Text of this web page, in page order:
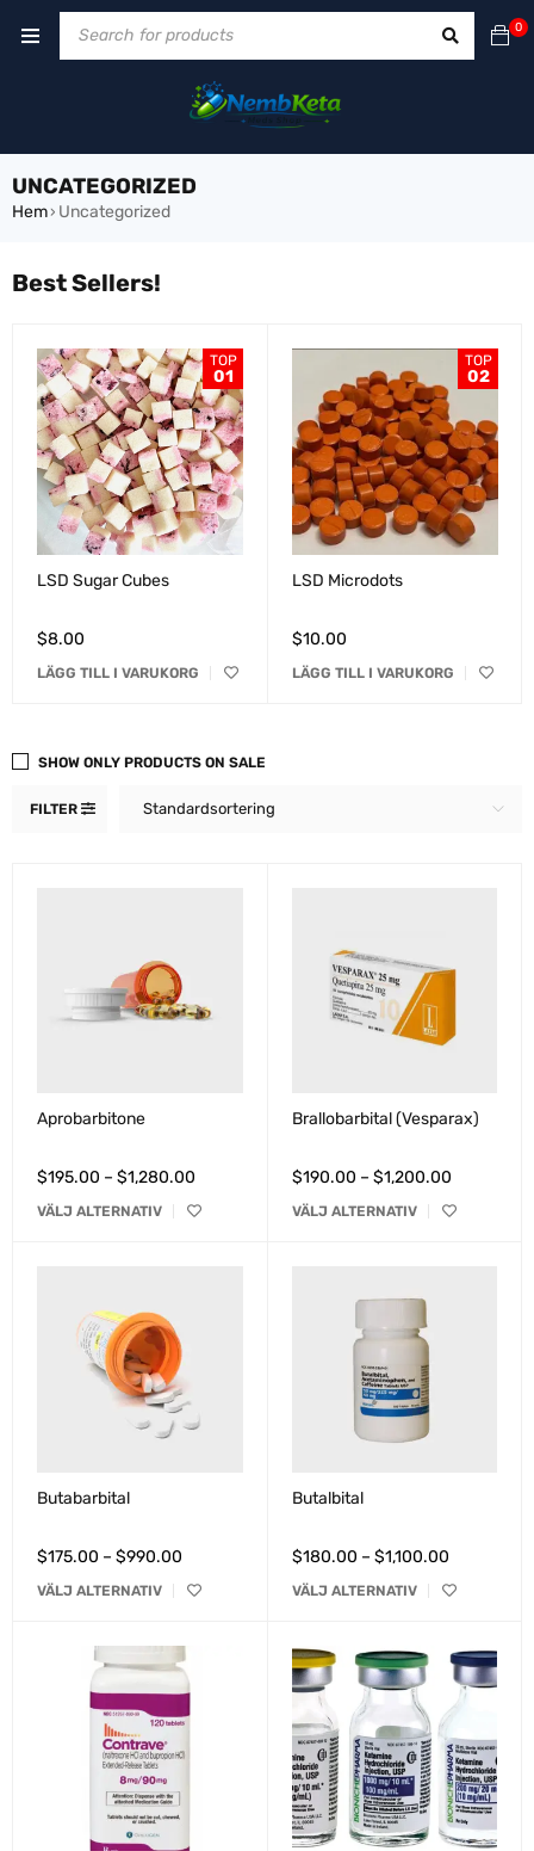
0
UNCATEGORIZED
Hem› Uncategorized
Best Sellers!
TOP
01
LSD Sugar Cubes
$8.00
LÄGG TILL I VARUKORG
TOP
02
LSD Microdots
$10.00
LÄGG TILL I VARUKORG
FILTER Standardsortering
SHOW ONLY PRODUCTS ON SALE
Aprobarbitone
$195.00 – $1,280.00
VÄLJ ALTERNATIV
Brallobarbital (Vesparax)
$190.00 – $1,200.00
VÄLJ ALTERNATIV
Butabarbital
$175.00 – $990.00
VÄLJ ALTERNATIV
Butalbital
$180.00 – $1,100.00
VÄLJ ALTERNATIV